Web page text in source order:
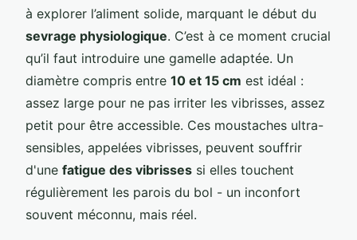
à explorer l’aliment solide, marquant le début du
sevrage physiologique. C’est à ce moment crucial
qu’il faut introduire une gamelle adaptée. Un
diamètre compris entre 10 et 15 cm est idéal :
assez large pour ne pas irriter les vibrisses, assez
petit pour être accessible. Ces moustaches ultra-
sensibles, appelées vibrisses, peuvent souffrir
d'une fatigue des vibrisses si elles touchent
régulièrement les parois du bol - un inconfort
souvent méconnu, mais réel.